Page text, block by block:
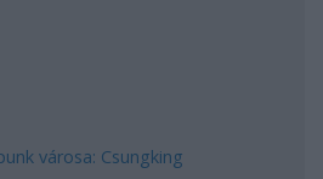
városa: Csungking